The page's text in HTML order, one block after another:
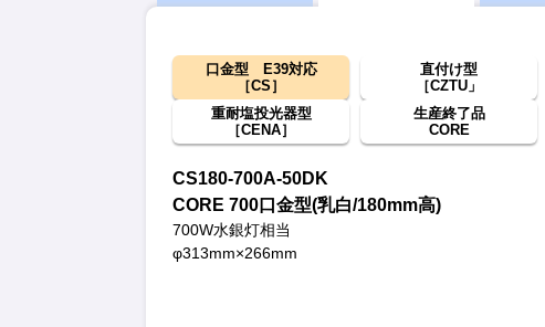
口金型 E39対応
［CS］
直付け型
［CZTU」
重耐塩投光器型
［CENA］
生産終了品
CORE
CS180-700A-50DK
CORE 700口金型(乳白/180mm高)
700W水銀灯相当
φ313mm×266mm